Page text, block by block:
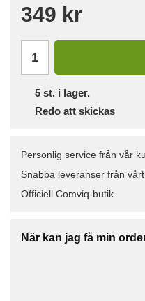
349 kr
5 st. i lager.
Redo att skickas
Personlig service från vår
Snabba leveranser från
Officiell Comviq-butik
När kan jag få min